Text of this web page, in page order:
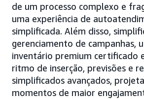
de um processo complexo e
uma experiência de
simplificada. Além disso,
gerenciamento de campanhas,
inventário premium certificado
ritmo de inserção, previsões e
simplificados avançados,
momentos de maior